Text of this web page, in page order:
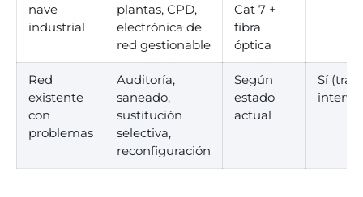
nave
industrial
plantas, CPD,
electrónica de
red gestionable
Cat 7 +
fibra
óptica
Red
existente
con
problemas
Auditoría,
saneado,
sustitución
selectiva,
reconfiguración
Según
estado
actual
Sí (tras